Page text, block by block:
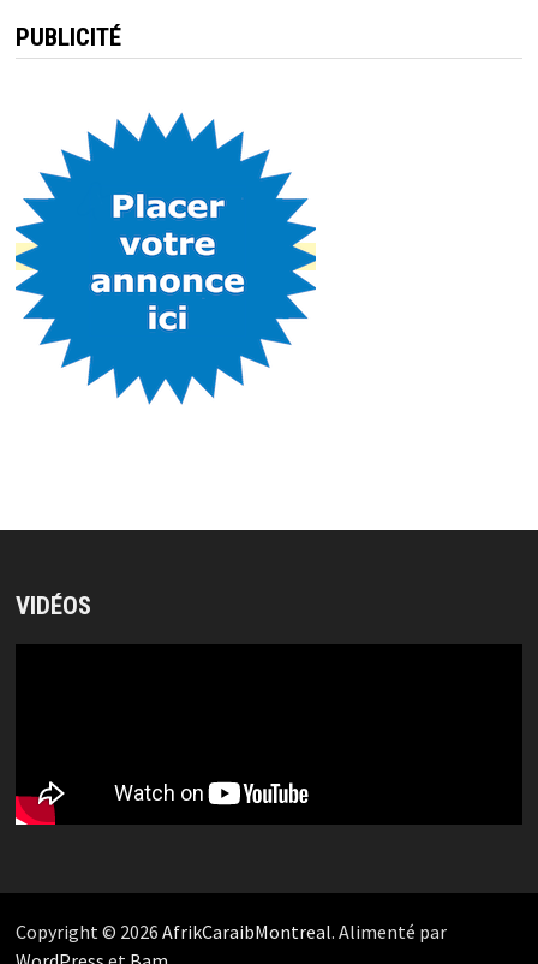
PUBLICITÉ
VIDÉOS
Copyright © 2026 AfrikCaraibMontreal. Alimenté par